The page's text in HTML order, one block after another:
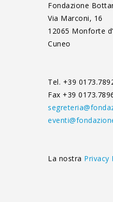
Fondazione
Via Marconi, 16
12065 Monforte
Cuneo
Tel. +39
Fax +39
La nostra Privacy